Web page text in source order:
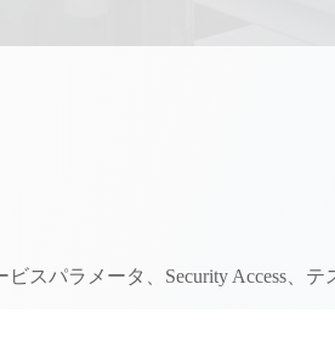
スパラメータ、Security Access、